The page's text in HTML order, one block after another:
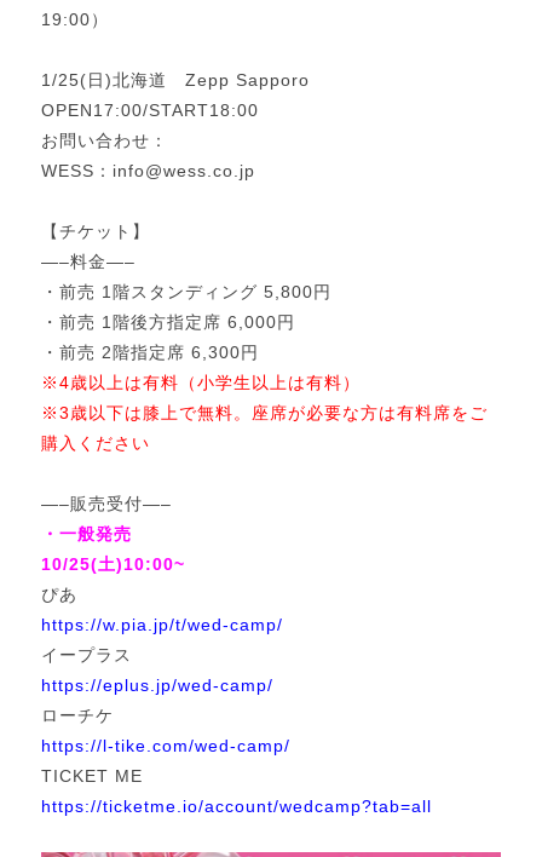
19:00）
1/25(日)北海道 Zepp Sapporo
OPEN17:00/START18:00
お問い合わせ：
WESS：info@wess.co.jp
【チケット】
—–料金—–
・前売 1階スタンディング 5,800円
・前売 1階後方指定席 6,000円
・前売 2階指定席 6,300円
※4歳以上は有料（小学生以上は有料）
※3歳以下は膝上で無料。座席が必要な方は有料席をご
購入ください
—–販売受付—–
・一般発売
10/25(土)10:00~
ぴあ
https://w.pia.jp/t/wed-camp/
イープラス
https://eplus.jp/wed-camp/
ローチケ
https://l-tike.com/wed-camp/
TICKET ME
https://ticketme.io/account/wedcamp?tab=all